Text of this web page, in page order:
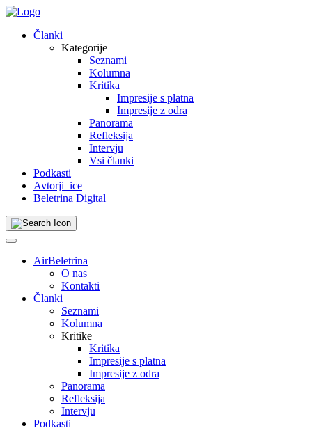
Skip
contentČlanki
Kategorije
Seznami
Kolumna
Kritika
Impresije s platna
Impresije z odra
Panorama
Refleksija
Intervju
Vsi članki
Podkasti
Avtorji_ice
Beletrina Digital
AirBeletrina
O nas
Kontakti
Članki
Seznami
Kolumna
Kritike
Kritika
Impresije s platna
Impresije z odra
Panorama
Refleksija
Intervju
Podkasti